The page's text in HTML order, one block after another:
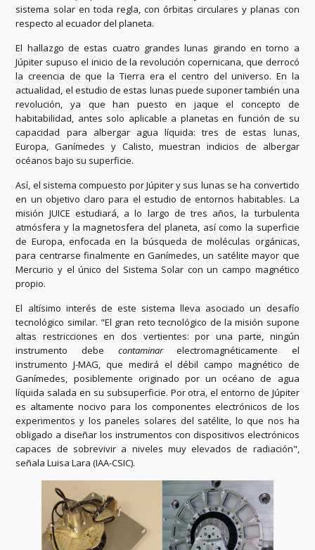
sistema solar en toda regla, con órbitas circulares y planas con
respecto al ecuador del planeta.
El hallazgo de estas cuatro grandes lunas girando en torno a
Júpiter supuso el inicio de la revolución copernicana, que derrocó
la creencia de que la Tierra era el centro del universo. En la
actualidad, el estudio de estas lunas puede suponer también una
revolución, ya que han puesto en jaque el concepto de
habitabilidad, antes solo aplicable a planetas en función de su
capacidad para albergar agua líquida: tres de estas lunas,
Europa, Ganímedes y Calisto, muestran indicios de albergar
océanos bajo su superficie.
Así, el sistema compuesto por Júpiter y sus lunas se ha convertido
en un objetivo claro para el estudio de entornos habitables. La
misión JUICE estudiará, a lo largo de tres años, la turbulenta
atmósfera y la magnetosfera del planeta, así como la superficie
de Europa, enfocada en la búsqueda de moléculas orgánicas,
para centrarse finalmente en Ganímedes, un satélite mayor que
Mercurio y el único del Sistema Solar con un campo magnético
propio.
El altísimo interés de este sistema lleva asociado un desafío
tecnológico similar. "El gran reto tecnológico de la misión supone
altas restricciones en dos vertientes: por una parte, ningún
instrumento debe contaminarelectromagnéticamente el
instrumento J-MAG, que medirá el débil campo magnético de
Ganímedes, posiblemente originado por un océano de agua
líquida salada en su subsuperficie. Por otra, el entorno de Júpiter
es altamente nocivo para los componentes electrónicos de los
experimentos y los paneles solares del satélite, lo que nos ha
obligado a diseñar los instrumentos con dispositivos electrónicos
capaces de sobrevivir a niveles muy elevados de radiación",
señala Luisa Lara (IAA-CSIC).